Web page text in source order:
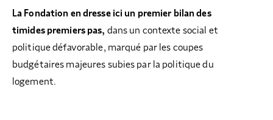
La Fondation en dresse ici un premier bilan des
timides premiers pas, dans un contexte social et
politique défavorable, marqué par les coupes
budgétaires majeures subies par la politique du
logement.